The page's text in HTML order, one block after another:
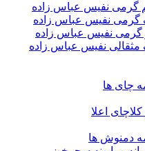
گرمی نفیس عباس زاده
گرمی نفیس عباس زاده
گرمی نفیس عباس زاده
مثقالی نفیس عباس زاده
چای ها
اعلا
دمنوش ها